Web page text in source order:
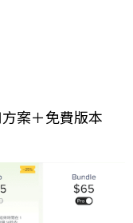
案＋免費版本